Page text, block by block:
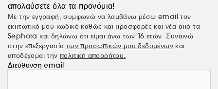
απολαύσετε όλα τα προνόμια!
Με την εγγραφή, συμφωνώ να λαμβάνω μέσω email τον
εκπτωτικό μου κωδικό καθώς και προσφορές και νέα από τα
Sephora και δηλώνω ότι είμαι άνω των 16 ετών. Συναινώ
στην επεξεργασία των προσωπικών μου δεδομένων και
αποδέχομαι την πολιτική απορρήτου.
Διεύθυνση email